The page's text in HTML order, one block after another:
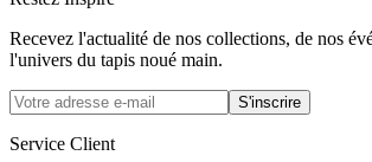
Recevez l'actualité de nos collections, de nos
l'univers du tapis noué main.
S'inscrire
Service Client